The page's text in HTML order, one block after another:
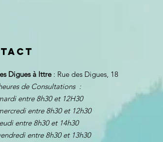
Digues à Ittre: Rue des Digues, 18
de Consultations :
entre 8h30 et 12H30
entre 8h30 et 12h30
entre 8h30 et 14h30
entre 8h30 et 13h30